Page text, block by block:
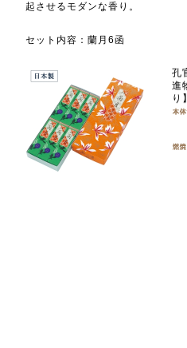
起させるモダンな香り。
セット内容：蘭月6函
孔
進
り】